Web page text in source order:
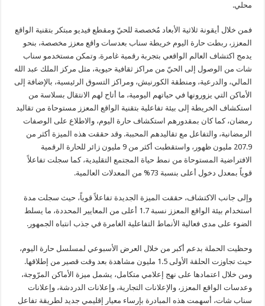
محلي.
فمن خلال أيقونة ثلاثية الأبعاد مُخصصة للحيّ ومقطع فيديو مبتكر بتقنية الواقع
المعزز، ربطت حارة اليوم خريطة سناب بعدسات واقع معزز مخصصة، بنحو
يدمج اكتشاف العالم الواقعي بتجربة رقمية غامرة. وتمكن مستخدمو سناب
شات من الوصول إلى الحيّ من مراكز ثقافية حيوية، مثل مركز الملك عبد الله
المالي، والدرعية، ومنطقة الكورنيش، ومراكز التسوق الرئيسية، بالإضافة إلى
الأماكن التي يزورونها في حياتهم اليومية، ما أتاح لهم الانتقال بسلاسة من
استكشاف الخريطة إلى بيئة تفاعلية بتقنية الواقع المعزز مستوحاة من تقاليد
رمضان، كما كان بمقدورهم استكشاف حارة اليوم، والاطلاع على الوصفات
الرمضانية، والتفاعل مع تقاليدهم المحببة. وقد حققت هذه الميزة أكثر من
207.9 مليون ظهور، واستقطبت أكثر من 9 مليون زائر للحارة الرقمية
الافتراضية المستوحاة من نمط حياة المجتمع التقليدية، كما سجلت تفاعلاً
قوياً بمعدل دخول أعلى بنسبة 73% من المعدلات العالمية.
وإلى جانب الاكتشاف، حققت الميزة الجديدة تفاعلاً قوياً، حيث سجلت مدة
استخدام بيئة الواقع المعزز نسبة 1.7 أعلى من المعايير المحددة، ما يسلط
الضوء على مدى فعالية الأنماط التفاعلية الغامرة في جذب انتباه الجمهور.
وحظيت الحملة بدعم أكبر من خلال العرض الأسبوعي لمسلسل حارة اليوم،
حيث تجاوزت الحلقة الأولى 1.5 مليون مشاهدة بعد وقت قصير من إطلاقها.
ومن خلال اعتمادها على نهج إعلامي متكامل، يشمل ميزة الأماكن المرّوجة،
وعدسات الواقع المعزز، والإعلانات التجارية، وإعلانات الدردشة، وإعلانات
سناب شات، أسهمت هذه المبادرة بإرساء معيار إقليمي جديد لطريقة تفاعل